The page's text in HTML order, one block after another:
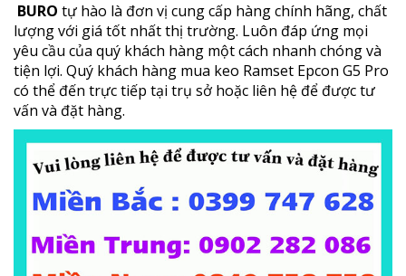
BURO tự hào là đơn vị cung cấp hàng chính hãng, chất
lượng với giá tốt nhất thị trường. Luôn đáp ứng mọi
yêu cầu của quý khách hàng một cách nhanh chóng và
tiện lợi. Quý khách hàng mua keo Ramset Epcon G5 Pro
có thể đến trực tiếp tại trụ sở hoặc liên hệ để được tư
vấn và đặt hàng.